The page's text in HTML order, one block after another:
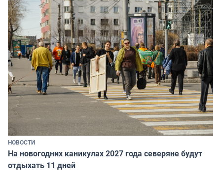
НОВОСТИ
На новогодних каникулах 2027 года северяне будут
отдыхать 11 дней